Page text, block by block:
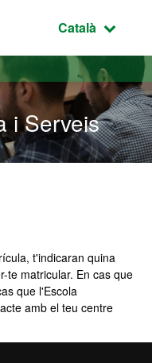
Idioma
Català
i Serveis
t'indicaran quina
te matricular. En cas que
que l'Escola
amb el teu centre